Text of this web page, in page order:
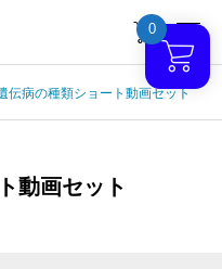

伝病の種類ショート動画セット
動画セット
0